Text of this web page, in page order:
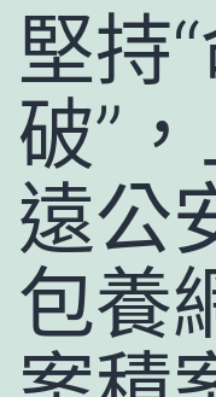
堅持
破”
遠公
包養